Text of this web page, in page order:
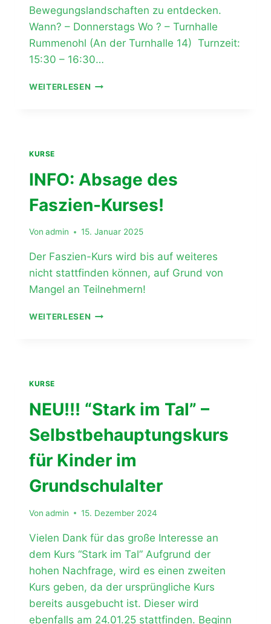
Bewegungslandschaften zu entdecken.
Wann? – Donnerstags Wo ? – Turnhalle
Rummenohl (An der Turnhalle 14) Turnzeit:
15:30 – 16:30…
WEITERLESEN ELTERN-
KURSE
INFO: Absage des
Faszien-Kurses!
Von admin 15. Januar 2025
Der Faszien-Kurs wird bis auf weiteres
nicht stattfinden können, auf Grund von
Mangel an Teilnehmern!
WEITERLESEN INFO:
KURSE
NEU!!! “Stark im Tal” –
Selbstbehauptungskurs
für Kinder im
Grundschulalter
Von admin 15. Dezember 2024
Vielen Dank für das große Interesse an
dem Kurs “Stark im Tal” Aufgrund der
hohen Nachfrage, wird es einen zweiten
Kurs geben, da der ursprüngliche Kurs
bereits ausgebucht ist. Dieser wird
ebenfalls am 24.01.25 stattfinden. Beginn